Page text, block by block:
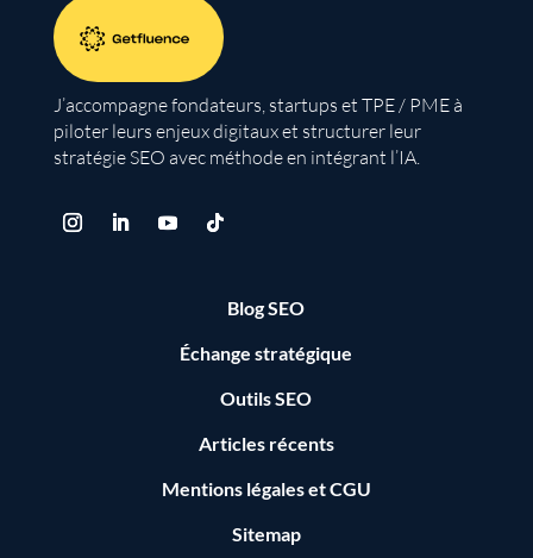
J’accompagne fondateurs, startups et TPE / PME à
piloter leurs enjeux digitaux et structurer leur
stratégie SEO avec méthode en intégrant l’IA.
Blog SEO
Échange stratégique
Outils SEO
Articles récents
Mentions légalesetCGU
Sitemap